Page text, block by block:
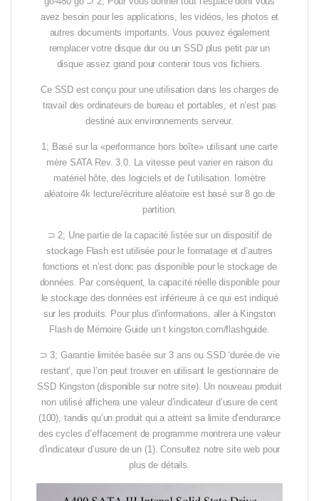
avez besoin pour les applications, les vidéos, les photos et
autres documents importants. Vous pouvez également
remplacer votre disque dur ou un SSD plus petit par un
disque assez grand pour contenir tous vos fichiers.
Ce SSD est conçu pour une utilisation dans les charges de
travail des ordinateurs de bureau et portables, et n’est pas
destiné aux environnements serveur.
1; Basé sur la «performance hors boîte» utilisant une carte
mère SATA Rev. 3.0. La vitesse peut varier en raison du
matériel hôte, des logiciels et de l’utilisation. Iomètre
aléatoire 4k lecture/écriture aléatoire est basé sur 8 go de
partition.
⊃ 2; Une partie de la capacité listée sur un dispositif de
stockage Flash est utilisée pour le formatage et d’autres
fonctions et n’est donc pas disponible pour le stockage de
données. Par conséquent, la capacité réelle disponible pour
le stockage des données est inférieure à ce qui est indiqué
sur les produits. Pour plus d’informations, aller à Kingston
Flash de Mémoire Guide un t kingston.com/flashguide.
⊃ 3; Garantie limitée basée sur 3 ans ou SSD ‘durée de vie
restant’, que l’on peut trouver en utilisant le gestionnaire de
SSD Kingston (disponible sur notre site). Un nouveau produit
non utilisé affichera une valeur d’indicateur d’usure de cent
(100), tandis qu’un produit qui a atteint sa limite d’endurance
des cycles d’effacement de programme montrera une valeur
d’indicateur d’usure de un (1). Consultez notre site web pour
plus de détails.